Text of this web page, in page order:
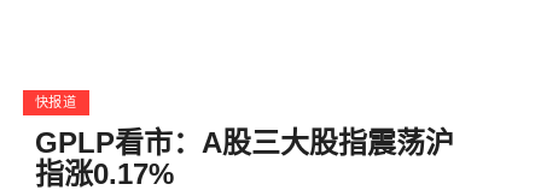
快报道
GPLP看市：A股三大股指震荡沪
指涨0.17%